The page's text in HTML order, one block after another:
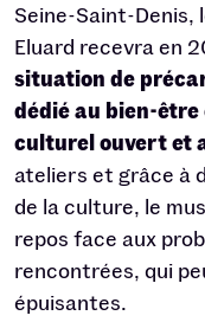
Seine-Saint-Denis,
Eluard recevra en
situation de
dédié au bien-être
culturel ouvert et
ateliers et grâce à
de la culture, le
repos face aux
rencontrées, qui
épuisantes.